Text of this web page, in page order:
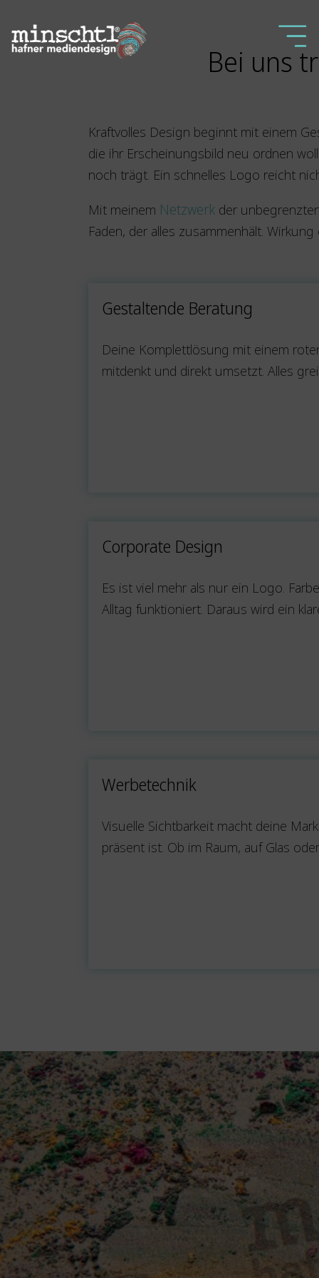
Bei uns
Kraftvolles Design beginnt mit einem
die ihr Erscheinungsbild neu ordnen
noch trägt. Ein schnelles Logo reicht
Mit meinem Netzwerkder
Faden, der alles zusammenhält.
Gestaltende Beratung
Deine Komplettlösung mit einem
mitdenkt und direkt umsetzt. Alles
Corporate Design
Es ist viel mehr als nur ein Logo.
Alltag funktioniert. Daraus wird ein
Werbetechnik
Visuelle Sichtbarkeit macht deine
präsent ist. Ob im Raum, auf Glas